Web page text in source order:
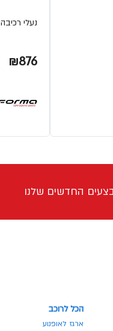
נעלי רכיבה SWIFT DRY מבית FORMA
₪876
החדשים שלנו
הכל לרוכב
ארגז לאופנוע